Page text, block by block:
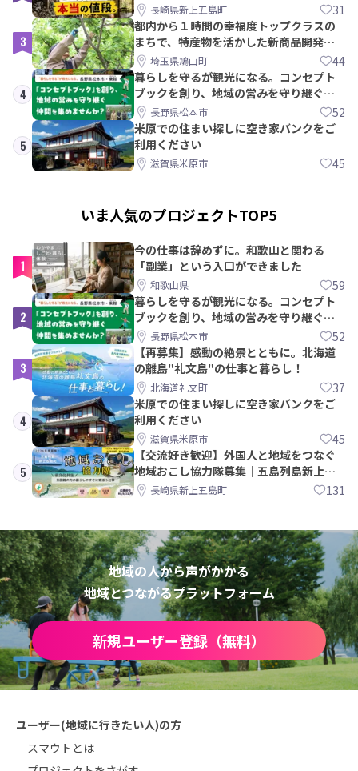
教訓｜新上五島町
長崎県新上五島町 31
3
都内から１時間の幸福度トップクラスの
まちで、特産物を活かした新商品開発＆
PRメンバー募集！
埼玉県鳩山町 44
4
暮らしを守るが観光になる。コンセプト
ブックを創り、地域の営みを守り継ぐ仲
間を集めませんか？
長野県松本市 52
5
米原での住まい探しに空き家バンクをご
利用ください
滋賀県米原市 45
いま人気のプロジェクトTOP5
1
今の仕事は辞めずに。和歌山と関わる
「副業」という入口ができました
和歌山県 59
2
暮らしを守るが観光になる。コンセプト
ブックを創り、地域の営みを守り継ぐ仲
間を集めませんか？
長野県松本市 52
3
【再募集】感動の絶景とともに。北海道
の離島"礼文島"の仕事と暮らし！
北海道礼文町 37
4
米原での住まい探しに空き家バンクをご
利用ください
滋賀県米原市 45
5
【交流好き歓迎】外国人と地域をつなぐ
地域おこし協力隊募集｜五島列島新上五
島町長崎県新上五島町 131
地域の人から声がかかる
地域とつながるプラットフォーム
新規ユーザー登録（無料）
ユーザー(地域に行きたい人)の方
スマウトとは